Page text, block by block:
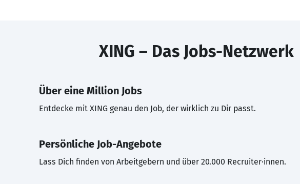
XING – Das Jobs-Netzwerk
Über eine Million Jobs
Entdecke mit XING genau den Job, der wirklich zu Dir passt.
Persönliche Job-Angebote
Lass Dich finden von Arbeitgebern und über 20.000 Recruiter·innen.